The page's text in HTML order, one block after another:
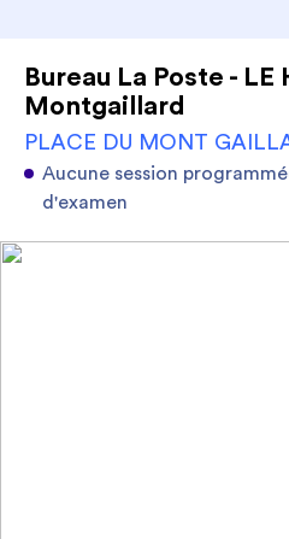
Bureau La Poste - LE
Montgaillard
PLACE DU MONT
Aucune session
d'examen